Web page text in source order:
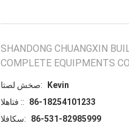
SHANDONG CHUANGXIN
COMPLETE EQUIPMENTS
اتصل شخص:
Kevin
الهاتف ::
86-18254101233
الفاكس:
86-531-82985999